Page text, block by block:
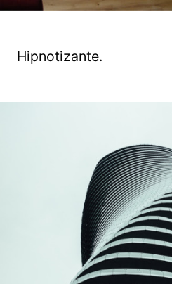
Hipnotizante.